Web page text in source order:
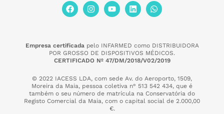
Empresa certificadapelo INFARMED como DISTRIBUIDORA
POR GROSSO DE DISPOSITIVOS MÉDICOS.
CERTIFICADO Nº 47/DM/2018/V02/2019
© 2022 IACESS LDA, com sede Av. do Aeroporto, 1509,
Moreira da Maia, pessoa coletiva n° 513 542 434, que é
também o seu número de matrícula na Conservatória do
Registo Comercial da Maia, com o capital social de 2.000,00
€.